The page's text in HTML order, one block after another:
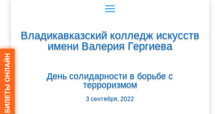
Владикавказский колледж искусств
имени Валерия Гергиева
День солидарности в борьбе с
терроризмом
3 сентября, 2022